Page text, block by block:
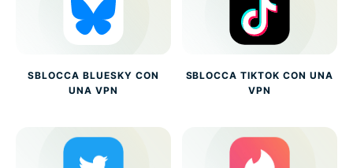
SBLOCCA BLUESKY CON
UNA VPN
SBLOCCA TIKTOK CON UNA
VPN